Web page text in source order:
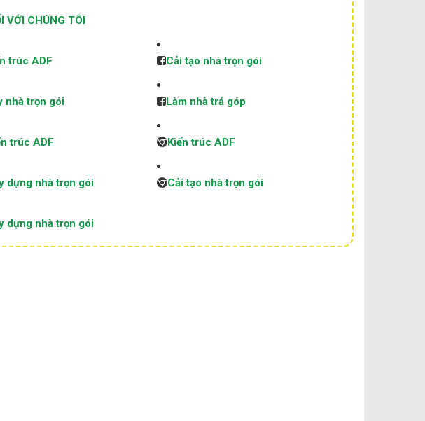
VỚI CHÚNG TÔI
trúc ADF
nhà trọn gói
Cải tạo nhà trọn gói
Làm nhà trả góp
trúc ADF
dựng nhà trọn gói
Kiến trúc ADF
Cải tạo nhà trọn gói
dựng nhà trọn gói